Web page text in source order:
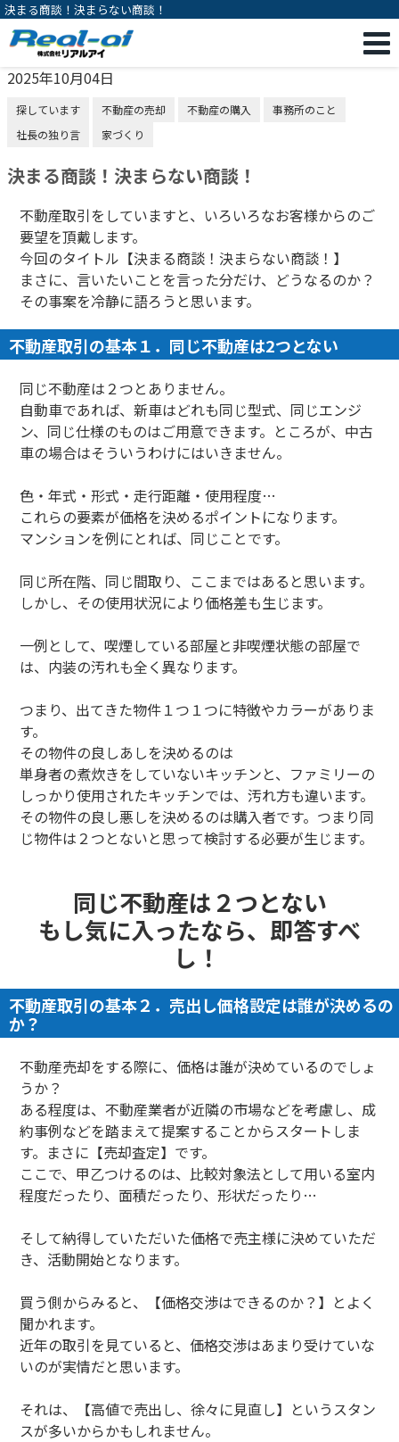
決まる商談！決まらない商談！
2025年10月04日
探しています 不動産の売却 不動産の購入
事務所のこと
社長の独り言
家づくり
決まる商談！決まらない商談！
不動産取引をしていますと、いろいろなお客様からのご
要望を頂戴します。
今回のタイトル【決まる商談！決まらない商談！】
まさに、言いたいことを言った分だけ、どうなるのか？
その事案を冷静に語ろうと思います。
不動産取引の基本１．同じ不動産は2つとない
同じ不動産は２つとありません。
自動車であれば、新車はどれも同じ型式、同じエンジ
ン、同じ仕様のものはご用意できます。ところが、中古
車の場合はそういうわけにはいきません。
色・年式・形式・走行距離・使用程度…
これらの要素が価格を決めるポイントになります。
マンションを例にとれば、同じことです。
同じ所在階、同じ間取り、ここまではあると思います。
しかし、その使用状況により価格差も生じます。
一例として、喫煙している部屋と非喫煙状態の部屋で
は、内装の汚れも全く異なります。
つまり、出てきた物件１つ１つに特徴やカラーがありま
す。
その物件の良しあしを決めるのは
単身者の煮炊きをしていないキッチンと、ファミリーの
しっかり使用されたキッチンでは、汚れ方も違います。
その物件の良し悪しを決めるのは購入者です。つまり同
じ物件は２つとないと思って検討する必要が生じます。
同じ不動産は２つとない
もし気に入ったなら、即答すべ
し！
不動産取引の基本２．売出し価格設定は誰が決めるの
か？
不動産売却をする際に、価格は誰が決めているのでしょ
うか？
ある程度は、不動産業者が近隣の市場などを考慮し、成
約事例などを踏まえて提案することからスタートしま
す。まさに【売却査定】です。
ここで、甲乙つけるのは、比較対象法として用いる室内
程度だったり、面積だったり、形状だったり…
そして納得していただいた価格で売主様に決めていただ
き、活動開始となります。
買う側からみると、【価格交渉はできるのか？】とよく
聞かれます。
近年の取引を見ていると、価格交渉はあまり受けていな
いのが実情だと思います。
それは、【高値で売出し、徐々に見直し】というスタン
スが多いからかもしれません。